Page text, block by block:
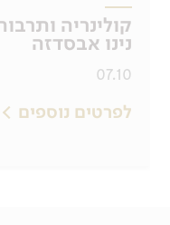
קולינריה
נינו אבסדזה
07.10
לפרטים נוספים